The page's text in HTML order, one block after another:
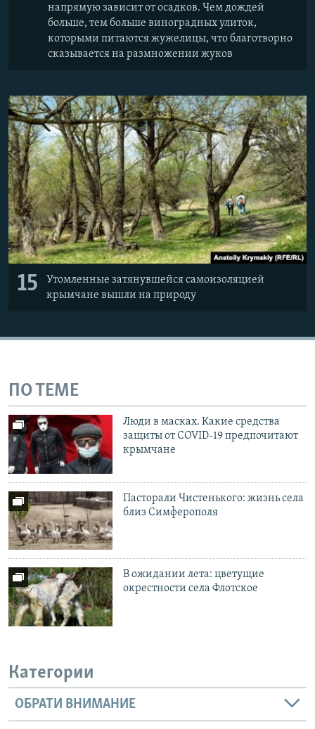
напрямую зависит от осадков. Чем дождей
больше, тем больше виноградных улиток,
которыми питаются жужелицы, что благотворно
сказывается на размножении жуков
15
Утомленные затянувшейся самоизоляцией
крымчане вышли на природу
ПО ТЕМЕ
Люди в масках. Какие средства
защиты от COVID-19 предпочитают
крымчане
Пасторали Чистенького: жизнь села
близ Симферополя
В ожидании лета: цветущие
окрестности села Флотское
Категории
ОБРАТИ ВНИМАНИЕ